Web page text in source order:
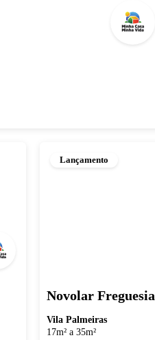
Lançamento
Novolar Freguesia
Vila Palmeiras
17m² a 35m²